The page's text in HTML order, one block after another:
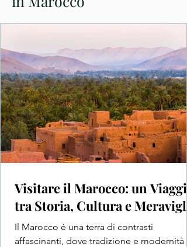
Visitare il Marocco: un Viaggio
tra Storia, Cultura e
Il Marocco è una terra di contrasti
affascinanti, dove tradizione e modernità si